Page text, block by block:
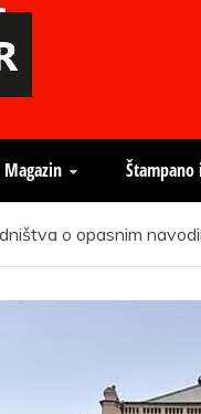
Magazin Štampano
o opasnim